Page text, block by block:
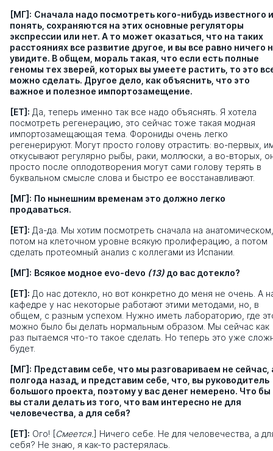
[МГ]: Сначала надо посмотреть кого-нибудь известного и
понять, сохраняются на этих основные регуляторы
экспрессии или нет. А то может оказаться, что на таких
расстояниях все развитие другое, и вы все равно ничего
увидите. В общем, мораль такая, что если есть полные
геномы тех зверей, которых вы умеете растить, то это
можно сделать. Другое дело, как объяснить, что это
важное и полезное импортозамещение.
[ЕТ]: Да, теперь именно так все надо объяснять. Я хотела
посмотреть регенерацию, это сейчас тоже такая модная
импортозамещающая тема. Форониды очень легко
регенерируют. Могут просто голову отрастить: во-первых,
откусывают регулярно рыбы, раки, моллюски, а во-вторых,
просто после оплодотворения могут сами голову терять в
буквальном смысле слова и быстро ее восстанавливают.
[МГ]: По нынешним временам это должно легко
продаваться.
[ЕТ]: Да-да. Мы хотим посмотреть сначала на анатомическом,
потом на клеточном уровне всякую пролиферацию, а потом
сделать протеомный анализ с коллегами из Испании.
[МГ]: Всякое модное еvo-devo (13) до вас дотекло?
[ЕТ]: До нас дотекло, но вот конкретно до меня не очень. А
кафедре у нас некоторые работают этими методами, но, в
общем, с разным успехом. Нужно иметь лабораторию, где
можно было бы делать нормальным образом. Мы сейчас как
раз пытаемся что-то такое сделать. Но теперь это уже
будет.
[МГ]: Представим себе, что мы разговариваем не сейчас,
полгода назад, и представим себе, что, вы руководитель
большого проекта, поэтому у вас денег немерено. Что бы
вы стали делать из того, что вам интересно не для
человечества, а для себя?
[ЕТ]: Ого! [Смеется.] Ничего себе. Не для человечества, а
себя? Не знаю, я как-то растерялась.